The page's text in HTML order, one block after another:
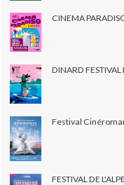
CINEMA
DINARD
Festival
FESTIVAL DE